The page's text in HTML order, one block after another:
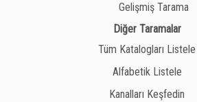
Gelişmiş Tarama
Diğer Taramalar
Tüm Katalogları Listele
Alfabetik Listele
Kanalları Keşfedin